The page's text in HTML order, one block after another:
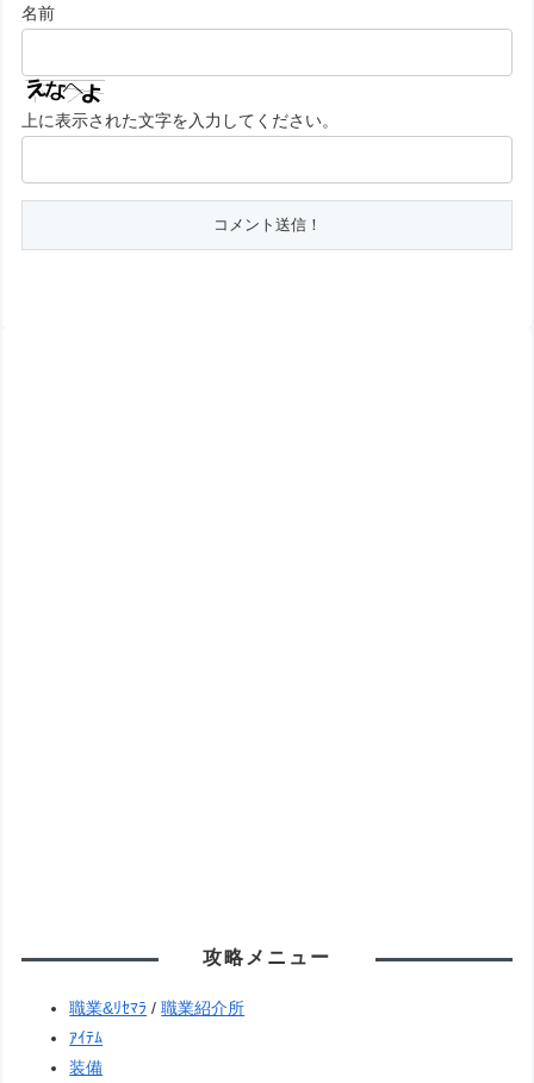
名前
上に表示された文字を入力してください。
攻略メニュー
職業&ﾘｾﾏﾗ /職業紹介所
ｱｲﾃﾑ
装備